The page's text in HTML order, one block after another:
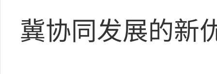
冀协同发展的新